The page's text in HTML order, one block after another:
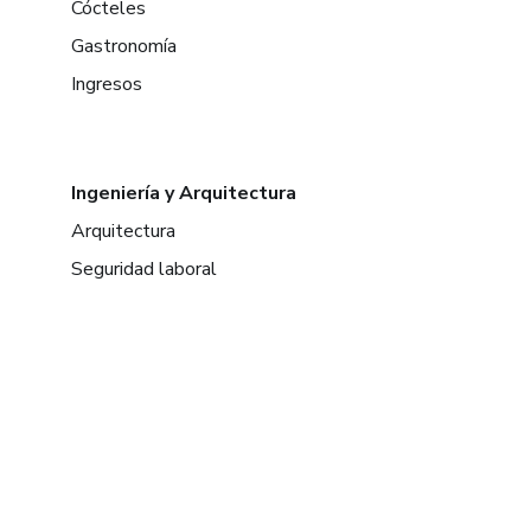
Cócteles
Gastronomía
Ingresos
Ingeniería y Arquitectura
Arquitectura
Seguridad laboral